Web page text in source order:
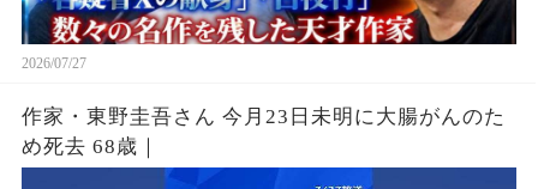
2026/07/27
作家・東野圭吾さん 今月23日未明に大腸がんのた
め死去 68歳｜